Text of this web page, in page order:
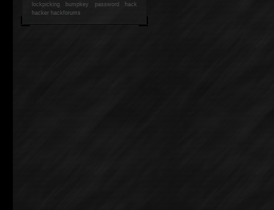
lockpicking bumpkey password hack
hackerhackforums